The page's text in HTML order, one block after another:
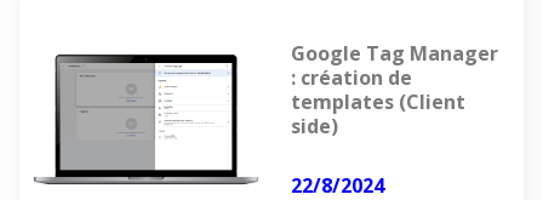
Google Tag Manager
: création de
templates (Client
side)
22/8/2024